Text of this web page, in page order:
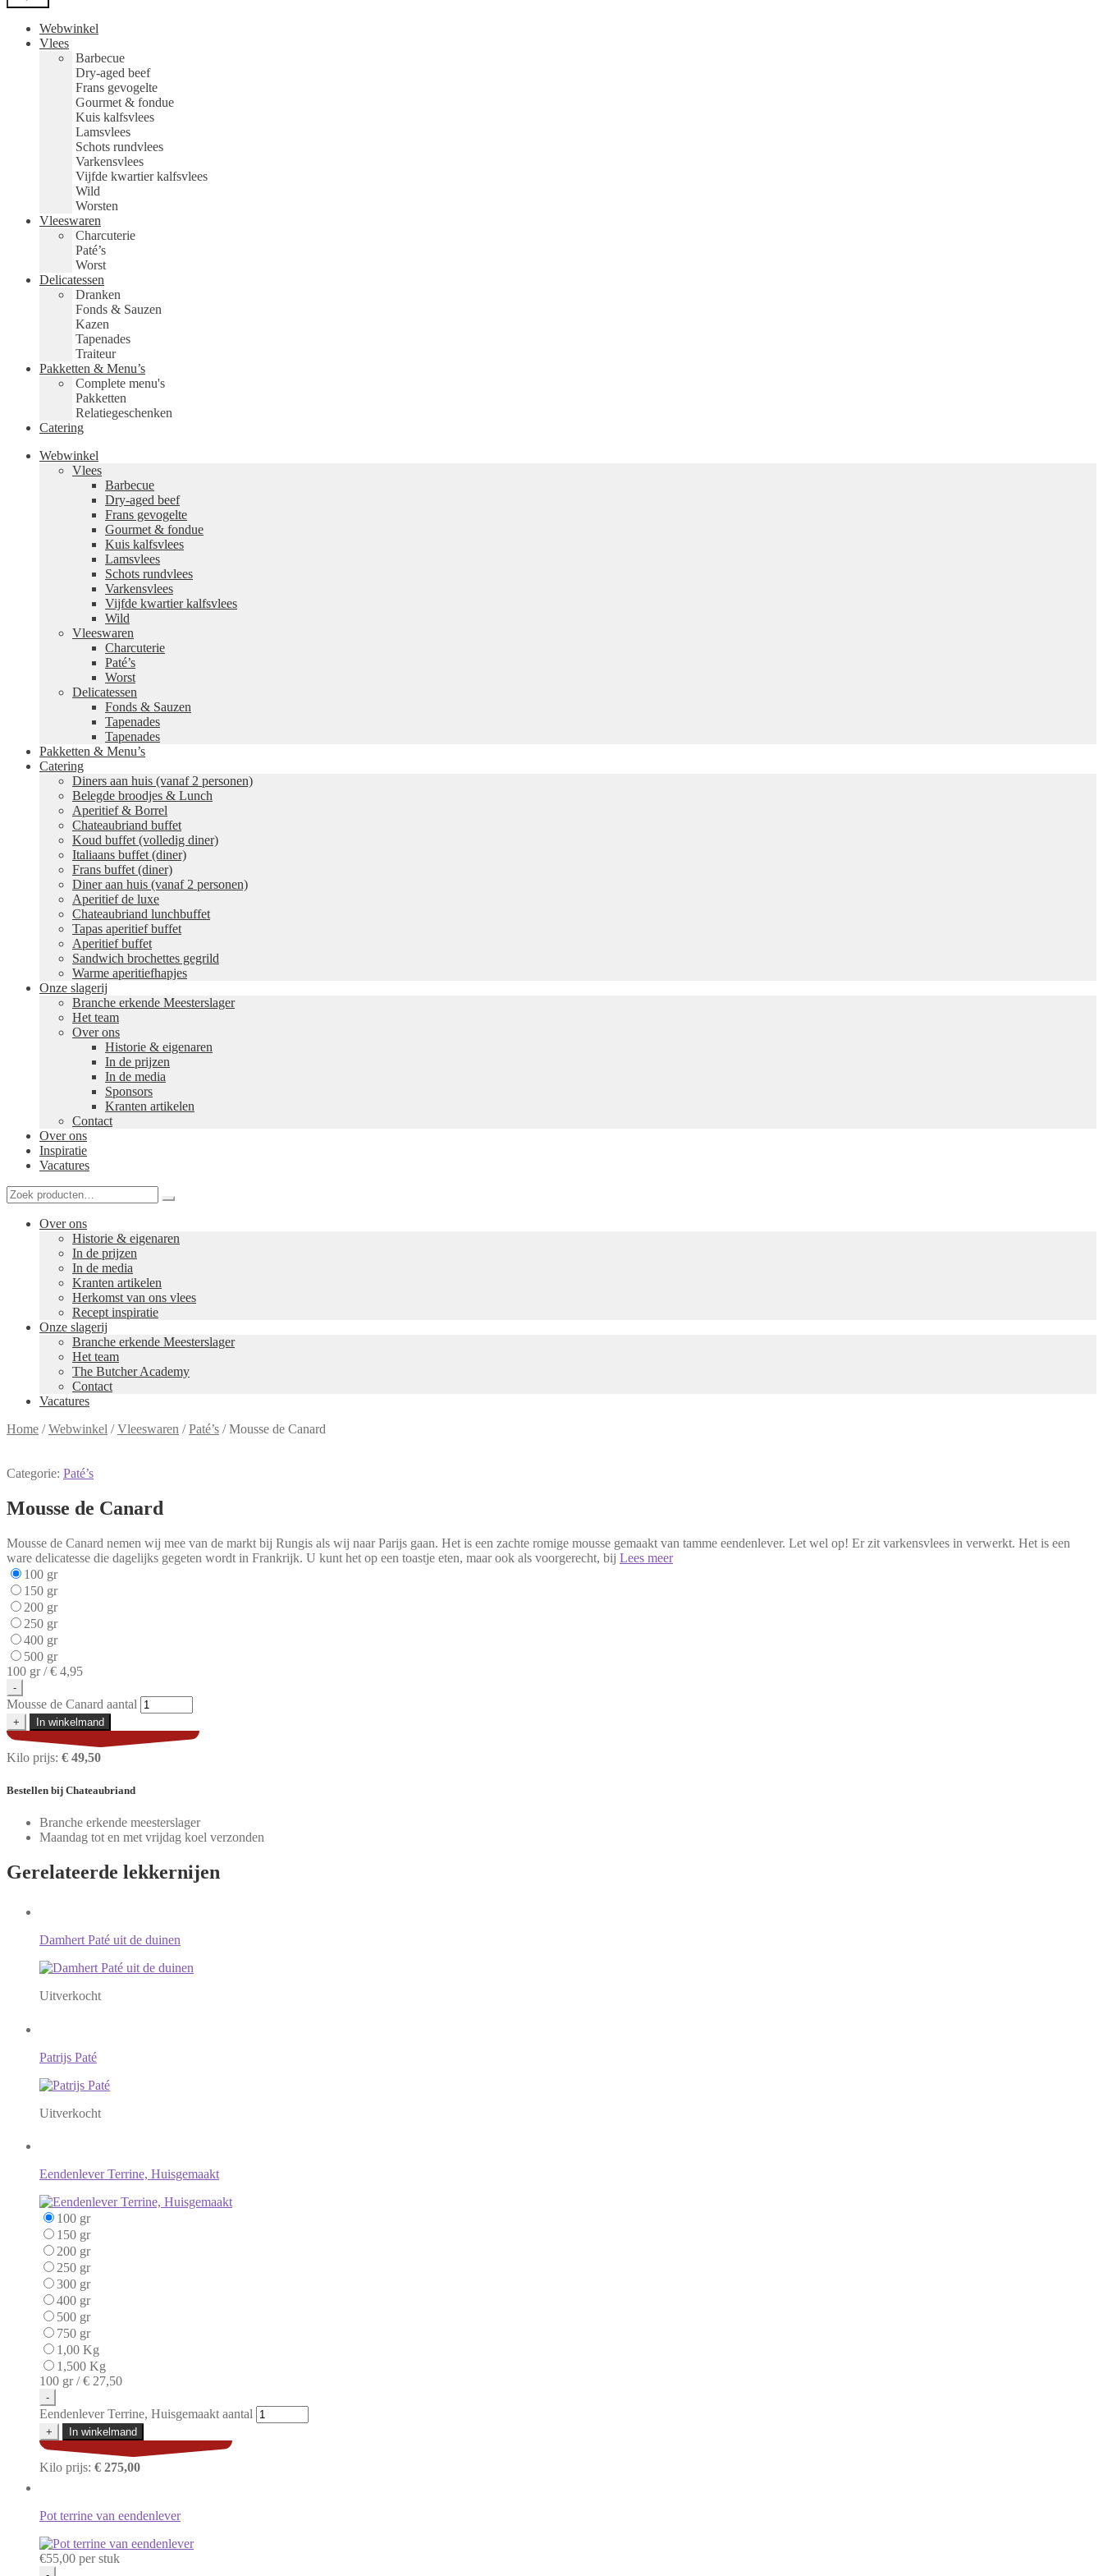
Webwinkel
Vlees
Barbecue
Dry-aged beef
Frans gevogelte
Gourmet & fondue
Kuis kalfsvlees
Lamsvlees
Schots rundvlees
Varkensvlees
Vijfde kwartier kalfsvlees
Wild
Worsten
Vleeswaren
Charcuterie
Paté’s
Worst
Delicatessen
Dranken
Fonds & Sauzen
Kazen
Tapenades
Traiteur
Pakketten & Menu’s
Complete menu's
Pakketten
Relatiegeschenken
Catering
Webwinkel
Vlees
Barbecue
Dry-aged beef
Frans gevogelte
Gourmet & fondue
Kuis kalfsvlees
Lamsvlees
Schots rundvlees
Varkensvlees
Vijfde kwartier kalfsvlees
Wild
Vleeswaren
Charcuterie
Paté’s
Worst
Delicatessen
Fonds & Sauzen
Tapenades
Tapenades
Pakketten & Menu’s
Catering
Diners aan huis (vanaf 2 personen)
Belegde broodjes & Lunch
Aperitief & Borrel
Chateaubriand buffet
Koud buffet (volledig diner)
Italiaans buffet (diner)
Frans buffet (diner)
Diner aan huis (vanaf 2 personen)
Aperitief de luxe
Chateaubriand lunchbuffet
Tapas aperitief buffet
Aperitief buffet
Sandwich brochettes gegrild
Warme aperitiefhapjes
Onze slagerij
Branche erkende Meesterslager
Het team
Over ons
Historie & eigenaren
In de prijzen
In de media
Sponsors
Kranten artikelen
Contact
Over ons
Inspiratie
Vacatures
Over ons
Historie & eigenaren
In de prijzen
In de media
Kranten artikelen
Herkomst van ons vlees
Recept inspiratie
Onze slagerij
Branche erkende Meesterslager
Het team
The Butcher Academy
Contact
Vacatures
Home /Webwinkel /Vleeswaren /Paté’s /Mousse de Canard
Categorie: Paté’s
Mousse de Canard
Mousse de Canard nemen wij mee van de markt bij Rungis als wij naar Parijs gaan. Het is een zachte romige mousse gemaakt van tamme eendenlever. Let wel op! Er zit varkensvlees in verwerkt. Het is een
ware delicatesse die dagelijks gegeten wordt in Frankrijk. U kunt het op een toastje eten, maar ook als voorgerecht, bij Lees meer
100 gr
150 gr
200 gr
250 gr
400 gr
500 gr
100 gr /€ 4,95
-
Mousse de Canard aantal
+ In winkelmand
Kilo prijs: € 49,50
Bestellen bij Chateaubriand
Branche erkende meesterslager
Maandag tot en met vrijdag koel verzonden
Gerelateerde lekkernijen
Damhert Paté uit de duinen
Uitverkocht
Patrijs Paté
Uitverkocht
Eendenlever Terrine, Huisgemaakt
100 gr
150 gr
200 gr
250 gr
300 gr
400 gr
500 gr
750 gr
1,00 Kg
1,500 Kg
100 gr /€ 27,50
-
Eendenlever Terrine, Huisgemaakt aantal
+ In winkelmand
Kilo prijs: € 275,00
Pot terrine van eendenlever
€55,00 per stuk